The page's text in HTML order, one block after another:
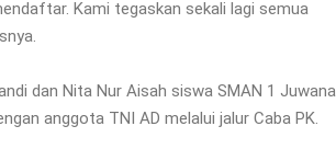
Kami tegaskan sekali lagi semua
dan Nita Nur Aisah siswa SMAN 1 Juwana
anggota TNI AD melalui jalur Caba PK.